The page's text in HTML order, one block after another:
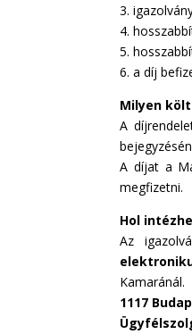
3.
4.
5.
6. a díj
Milyen
A
A díjat a
megfizetni.
Hol
Az
Kamaránál.
1117